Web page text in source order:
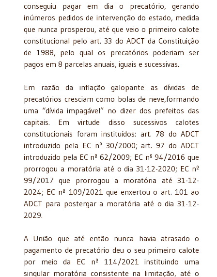
conseguiu pagar em dia o precatório, gerando
inúmeros pedidos de intervenção do estado, medida
que nunca prosperou, até que veio o primeiro calote
constitucional pelo art. 33 do ADCT da Constituição
de 1988, pelo qual os precatórios poderiam ser
pagos em 8 parcelas anuais, iguais e sucessivas.
Em razão da inflação galopante as dívidas de
precatórios cresciam como bolas de neve,formando
uma “dívida impagável” no dizer dos prefeitos das
capitais. Em virtude disso sucessivos calotes
constitucionais foram instituídos: art. 78 do ADCT
introduzido pela EC nº 30/2000; art. 97 do ADCT
introduzido pela EC nº 62/2009; EC nº 94/2016 que
prorrogou a moratória até o dia 31-12-2020; EC nº
99/2017 que prorrogou a moratória até 31-12-
2024; EC nº 109/2021 que enxertou o art. 101 ao
ADCT para postergar a moratória até o dia 31-12-
2029.
A União que até então nunca havia atrasado o
pagamento de precatório deu o seu primeiro calote
por meio da EC nº 114/2021 instituindo uma
singular moratória consistente na limitação, até o